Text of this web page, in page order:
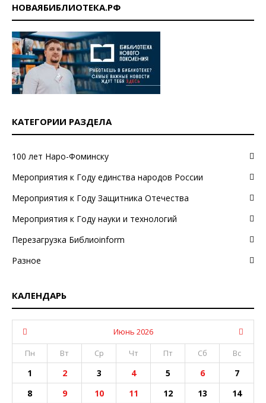
НОВАЯБИБЛИОТЕКА.РФ
КАТЕГОРИИ РАЗДЕЛА
100 лет Наро-Фоминску
Мероприятия к Году единства народов России
Мероприятия к Году Защитника Отечества
Мероприятия к Году науки и технологий
Перезагрузка Библиоinform
Разное
КАЛЕНДАРЬ
Июнь 2026
Пн
Вт Ср Чт Пт Сб Вс
1 2 3 4 5 6
7
8
9 10 11 12 13
14